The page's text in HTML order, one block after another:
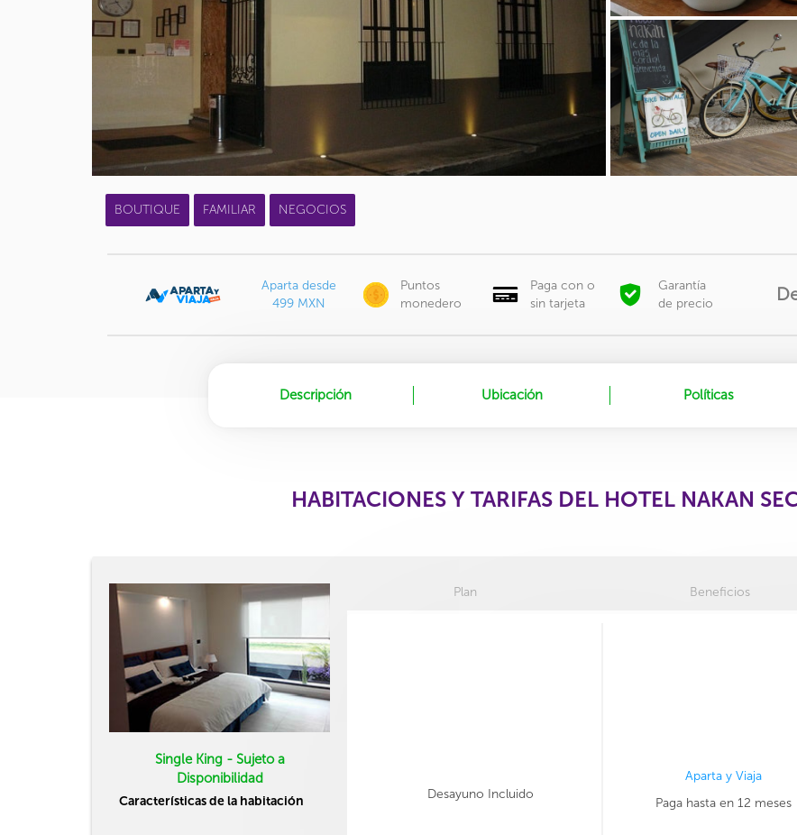
BOUTIQUE FAMILIAR NEGOCIOS
Aparta desde
499 MXN
Puntos
monedero
Paga con o
sin tarjeta
Garantía
de precio
Descripción Ubicación Políticas
HABITACIONES Y TARIFAS DEL HOTEL NAKAN
Single King - Sujeto a
Disponibilidad
Características de la habitación
Plan Beneficios
Desayuno Incluido
Aparta y Viaja
Paga hasta en 12 meses